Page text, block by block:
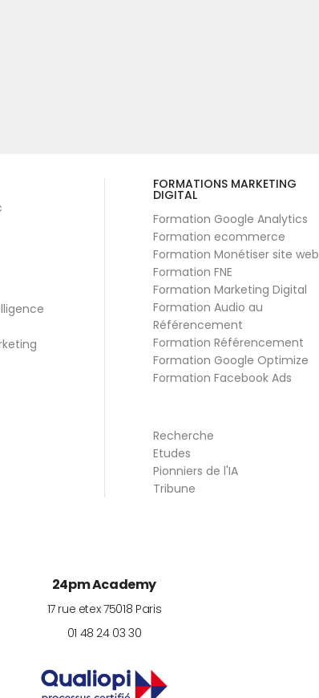
FORMATIONS MARKETING
DIGITAL
Formation Google Analytics
Formation ecommerce
Formation Monétiser site web
Formation FNE
Formation Marketing Digital
Formation Audio au
Référencement
Formation Référencement
Formation Google Optimize
Formation Facebook Ads
Recherche
Etudes
Pionniers de l'IA
Tribune
24pm Academy
17 rue etex 75018 Paris
01 48 24 03 30